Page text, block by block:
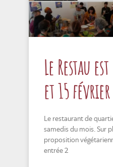
Le Restau
et 15 février
Le restaurant de
samedis du mois. Sur
proposition
entrée 2